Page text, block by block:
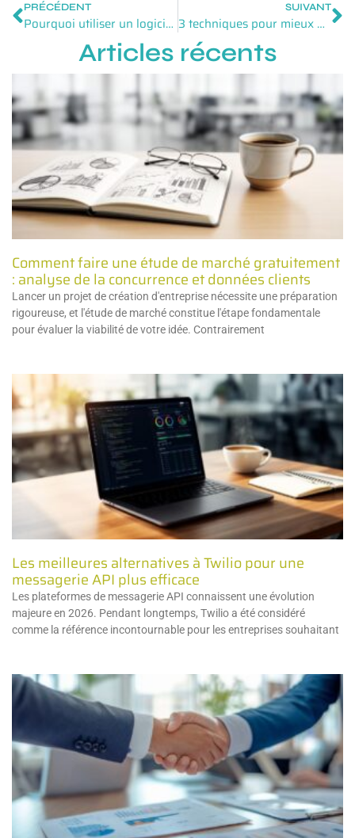
PRÉCÉDENT
Pourquoi utiliser un logiciel de reservation dans votre restaurant ?
SUIVANT
3 techniques pour mieux gérer votre flotte de véhicules d’entreprise
Articles récents
Comment faire une étude de marché gratuitement
: analyse de la concurrence et données clients
Lancer un projet de création d'entreprise nécessite une préparation
rigoureuse, et l'étude de marché constitue l'étape fondamentale
pour évaluer la viabilité de votre idée. Contrairement
Les meilleures alternatives à Twilio pour une
messagerie API plus efficace
Les plateformes de messagerie API connaissent une évolution
majeure en 2026. Pendant longtemps, Twilio a été considéré
comme la référence incontournable pour les entreprises souhaitant